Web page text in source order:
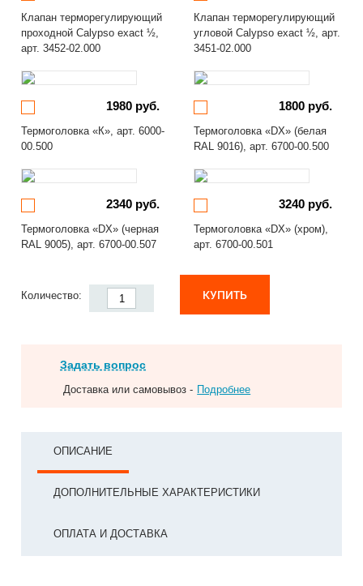
Клапан терморегулирующий
проходной Calypso exact ½,
арт. 3452-02.000
Клапан терморегулирующий
угловой Calypso exact ½, арт.
3451-02.000
1980 руб.
Термоголовка «К», арт. 6000-
00.500
1800 руб.
Термоголовка «DX» (белая
RAL 9016), арт. 6700-00.500
2340 руб.
Термоголовка «DX» (черная
RAL 9005), арт. 6700-00.507
3240 руб.
Термоголовка «DX» (хром),
арт. 6700-00.501
Количество: КУПИТЬ
Задать вопрос
Доставка или самовывоз - Подробнее
ОПИСАНИЕ
ДОПОЛНИТЕЛЬНЫЕ ХАРАКТЕРИСТИКИ
ОПЛАТА И ДОСТАВКА